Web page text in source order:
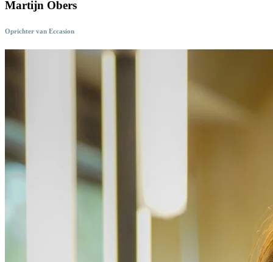
Martijn Obers
Oprichter van Eccasion